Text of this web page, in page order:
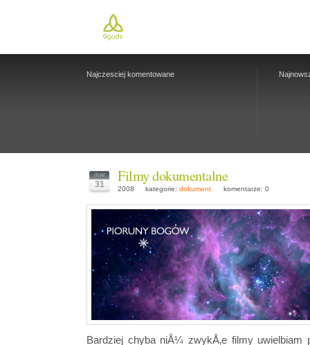
Najczesciej komentowane
mar
31 Filmy dokumentalne
2008 kategorie: dokument komentarze: 0
Bardziej chyba niÅ¼ zwykÅ‚e filmy uwielbiam